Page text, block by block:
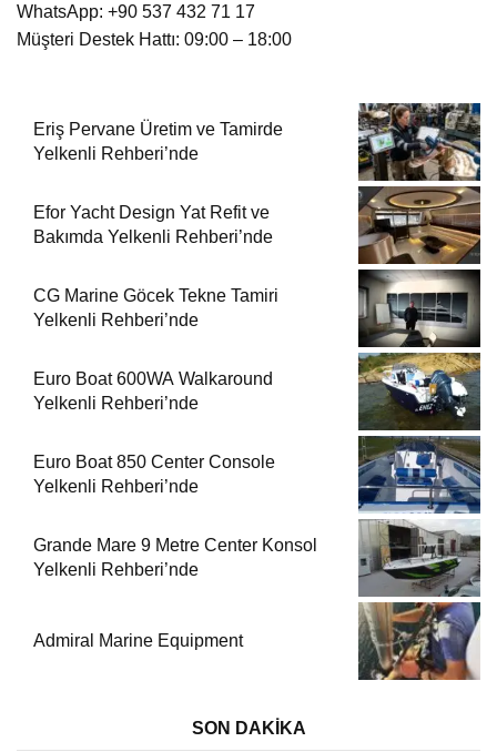
WhatsApp: +90 537 432 71 17
Müşteri Destek Hattı: 09:00 – 18:00
Eriş Pervane Üretim ve Tamirde
Yelkenli Rehberi’nde
Efor Yacht Design Yat Refit ve
Bakımda Yelkenli Rehberi’nde
CG Marine Göcek Tekne Tamiri
Yelkenli Rehberi’nde
Euro Boat 600WA Walkaround
Yelkenli Rehberi’nde
Euro Boat 850 Center Console
Yelkenli Rehberi’nde
Grande Mare 9 Metre Center Konsol
Yelkenli Rehberi’nde
Admiral Marine Equipment
SON DAKİKA